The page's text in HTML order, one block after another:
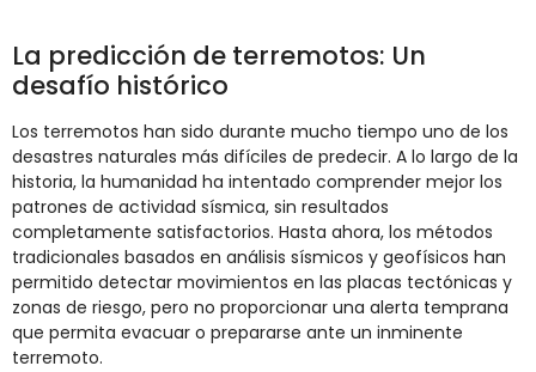
La predicción de terremotos: Un
desafío histórico
Los terremotos han sido durante mucho tiempo uno de los
desastres naturales más difíciles de predecir. A lo largo de la
historia, la humanidad ha intentado comprender mejor los
patrones de actividad sísmica, sin resultados
completamente satisfactorios. Hasta ahora, los métodos
tradicionales basados en análisis sísmicos y geofísicos han
permitido detectar movimientos en las placas tectónicas y
zonas de riesgo, pero no proporcionar una alerta temprana
que permita evacuar o prepararse ante un inminente
terremoto.